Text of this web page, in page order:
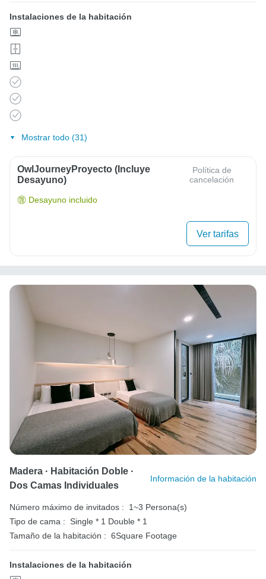
Instalaciones de la habitación
Mostrar todo (31)
OwlJourneyProyecto (Incluye
Desayuno)
Política de
cancelación
Desayuno incluido
Ver tarifas
Madera · Habitación Doble ·
Dos Camas Individuales
Información de la habitación
Número máximo de invitados :
1~3 Persona(s)
Tipo de cama :
Single * 1 Double * 1
Tamaño de la habitación : 6Square Footage
Instalaciones de la habitación